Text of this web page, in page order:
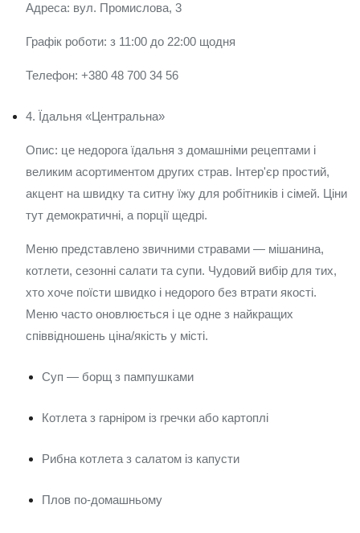
Адреса: вул. Промислова, 3
Графік роботи: з 11:00 до 22:00 щодня
Телефон: +380 48 700 34 56
4. Їдальня «Центральна»
Опис: це недорога їдальня з домашніми рецептами і
великим асортиментом других страв. Інтер'єр простий,
акцент на швидку та ситну їжу для робітників і сімей. Ціни
тут демократичні, а порції щедрі.
Меню представлено звичними стравами — мішанина,
котлети, сезонні салати та супи. Чудовий вибір для тих,
хто хоче поїсти швидко і недорого без втрати якості.
Меню часто оновлюється і це одне з найкращих
співвідношень ціна/якість у місті.
Суп — борщ з пампушками
Котлета з гарніром із гречки або картоплі
Рибна котлета з салатом із капусти
Плов по-домашньому